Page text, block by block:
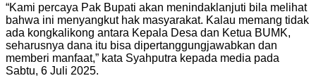
“Kami percaya Pak Bupati akan menindaklanjuti bila melihat
bahwa ini menyangkut hak masyarakat. Kalau memang tidak
ada kongkalikong antara Kepala Desa dan Ketua BUMK,
seharusnya dana itu bisa dipertanggungjawabkan dan
memberi manfaat,” kata Syahputra kepada media pada
Sabtu, 6 Juli 2025.